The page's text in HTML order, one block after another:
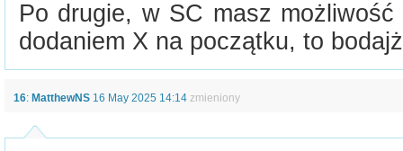
Po drugie, w SC masz
dodaniem X na początku, to
16: MatthewNS 16 May 2025 14:14 zmieniony